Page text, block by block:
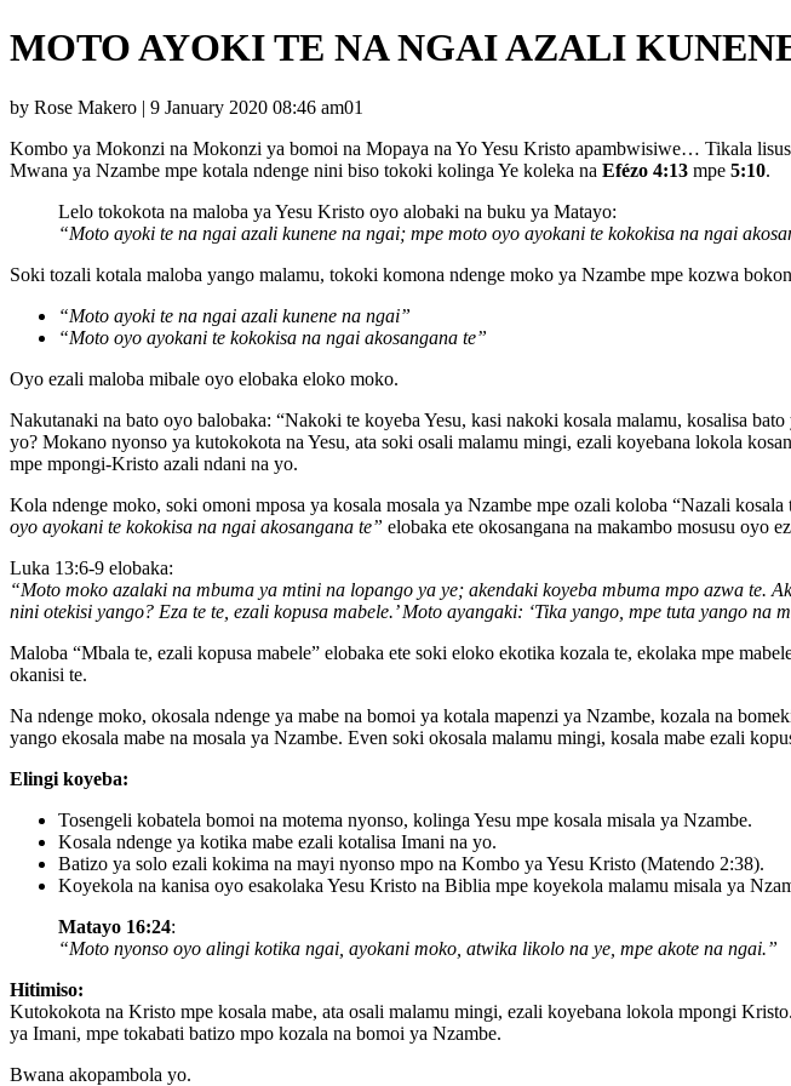
MOTO AYOKI TE NA NGAI AZALI
by Rose Makero | 9 January 2020 08:46 am01
Kombo ya Mokonzi na Mokonzi ya bomoi na Mopaya na Yo Yesu Kristo apambwisiwe… Tikala
Mwana ya Nzambe mpe kotala ndenge nini biso tokoki kolinga Ye koleka na Efézo 4:13 mpe 5:10.
Lelo tokokota na maloba ya Yesu Kristo oyo alobaki na buku ya Matayo:
“Moto ayoki te na ngai azali kunene na ngai; mpe moto oyo ayokani te kokokisa na ngai
Soki tozali kotala maloba yango malamu, tokoki komona ndenge moko ya Nzambe mpe kozwa
“Moto ayoki te na ngai azali kunene na ngai”
“Moto oyo ayokani te kokokisa na ngai akosangana te”
Oyo ezali maloba mibale oyo elobaka eloko moko.
Nakutanaki na bato oyo balobaka: “Nakoki te koyeba Yesu, kasi nakoki kosala malamu, kosalisa
yo? Mokano nyonso ya kutokokota na Yesu, ata soki osali malamu mingi, ezali koyebana lokola
mpe mpongi-Kristo azali ndani na yo.
Kola ndenge moko, soki omoni mposa ya kosala mosala ya Nzambe mpe ozali koloba “Nazali
oyo ayokani te kokokisa na ngai akosangana te” elobaka ete okosangana na makambo mosusu oyo
Luka 13:6-9 elobaka:
“Moto moko azalaki na mbuma ya mtini na lopango ya ye; akendaki koyeba mbuma mpo azwa te.
nini otekisi yango? Eza te te, ezali kopusa mabele.’ Moto ayangaki: ‘Tika yango, mpe tuta yango
Maloba “Mbala te, ezali kopusa mabele” elobaka ete soki eloko ekotika kozala te, ekolaka mpe
okanisi te.
Na ndenge moko, okosala ndenge ya mabe na bomoi ya kotala mapenzi ya Nzambe, kozala na
yango ekosala mabe na mosala ya Nzambe. Even soki okosala malamu mingi, kosala mabe ezali
Elingi koyeba:
Tosengeli kobatela bomoi na motema nyonso, kolinga Yesu mpe kosala misala ya Nzambe.
Kosala ndenge ya kotika mabe ezali kotalisa Imani na yo.
Batizo ya solo ezali kokima na mayi nyonso mpo na Kombo ya Yesu Kristo (Matendo 2:38).
Koyekola na kanisa oyo esakolaka Yesu Kristo na Biblia mpe koyekola malamu misala ya
Matayo 16:24:
“Moto nyonso oyo alingi kotika ngai, ayokani moko, atwika likolo na ye, mpe akote na ngai.”
Hitimiso:
Kutokokota na Kristo mpe kosala mabe, ata osali malamu mingi, ezali koyebana lokola mpongi
ya Imani, mpe tokabati batizo mpo kozala na bomoi ya Nzambe.
Bwana akopambola yo.